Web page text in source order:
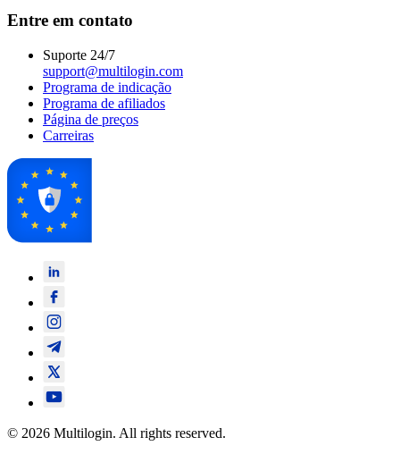
Entre em contato
Suporte 24/7
support@multilogin.com
Programa de indicação
Programa de afiliados
Página de preços
Carreiras
© 2026 Multilogin. All rights reserved.